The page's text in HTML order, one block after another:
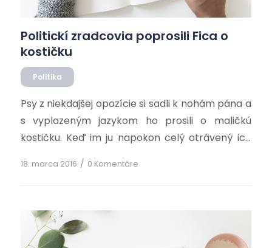
Politika
Politickí zradcovia poprosili Fica o
kostičku
Psy z niekdajšej opozície si sadli k nohám pána a
s vyplazeným jazykom ho prosili o maličkú
kostičku. Keď im ju napokon celý otrávený ich
večným prosíkaním hodil, vďačne a s úctou mu
olizovali nohy. Keďže pána už začali nudiť , kopol
18. marca 2016 / 0 Komentáre